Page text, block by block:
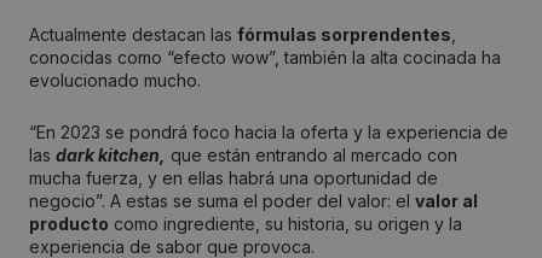
Actualmente destacan las fórmulas sorprendentes
conocidas como “efecto wow”, también la alta cocinada ha
evolucionado mucho.
“En 2023 se pondrá foco hacia la oferta y la experiencia de
las dark kitchen,
que están entrando al mercado con
mucha fuerza, y en ellas habrá una oportunidad de
negocio”. A estas se suma el poder del valor: el valor al
producto como ingrediente, su historia, su origen y la
experiencia de sabor que provoca.